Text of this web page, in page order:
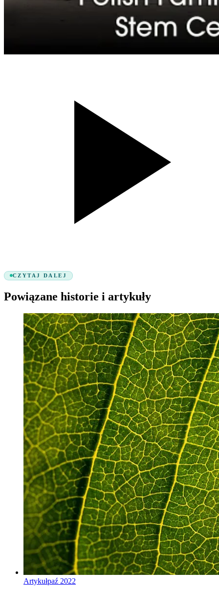
CZYTAJ DALEJ
Powiązane historie i artykuły
Artykułpaź 2022